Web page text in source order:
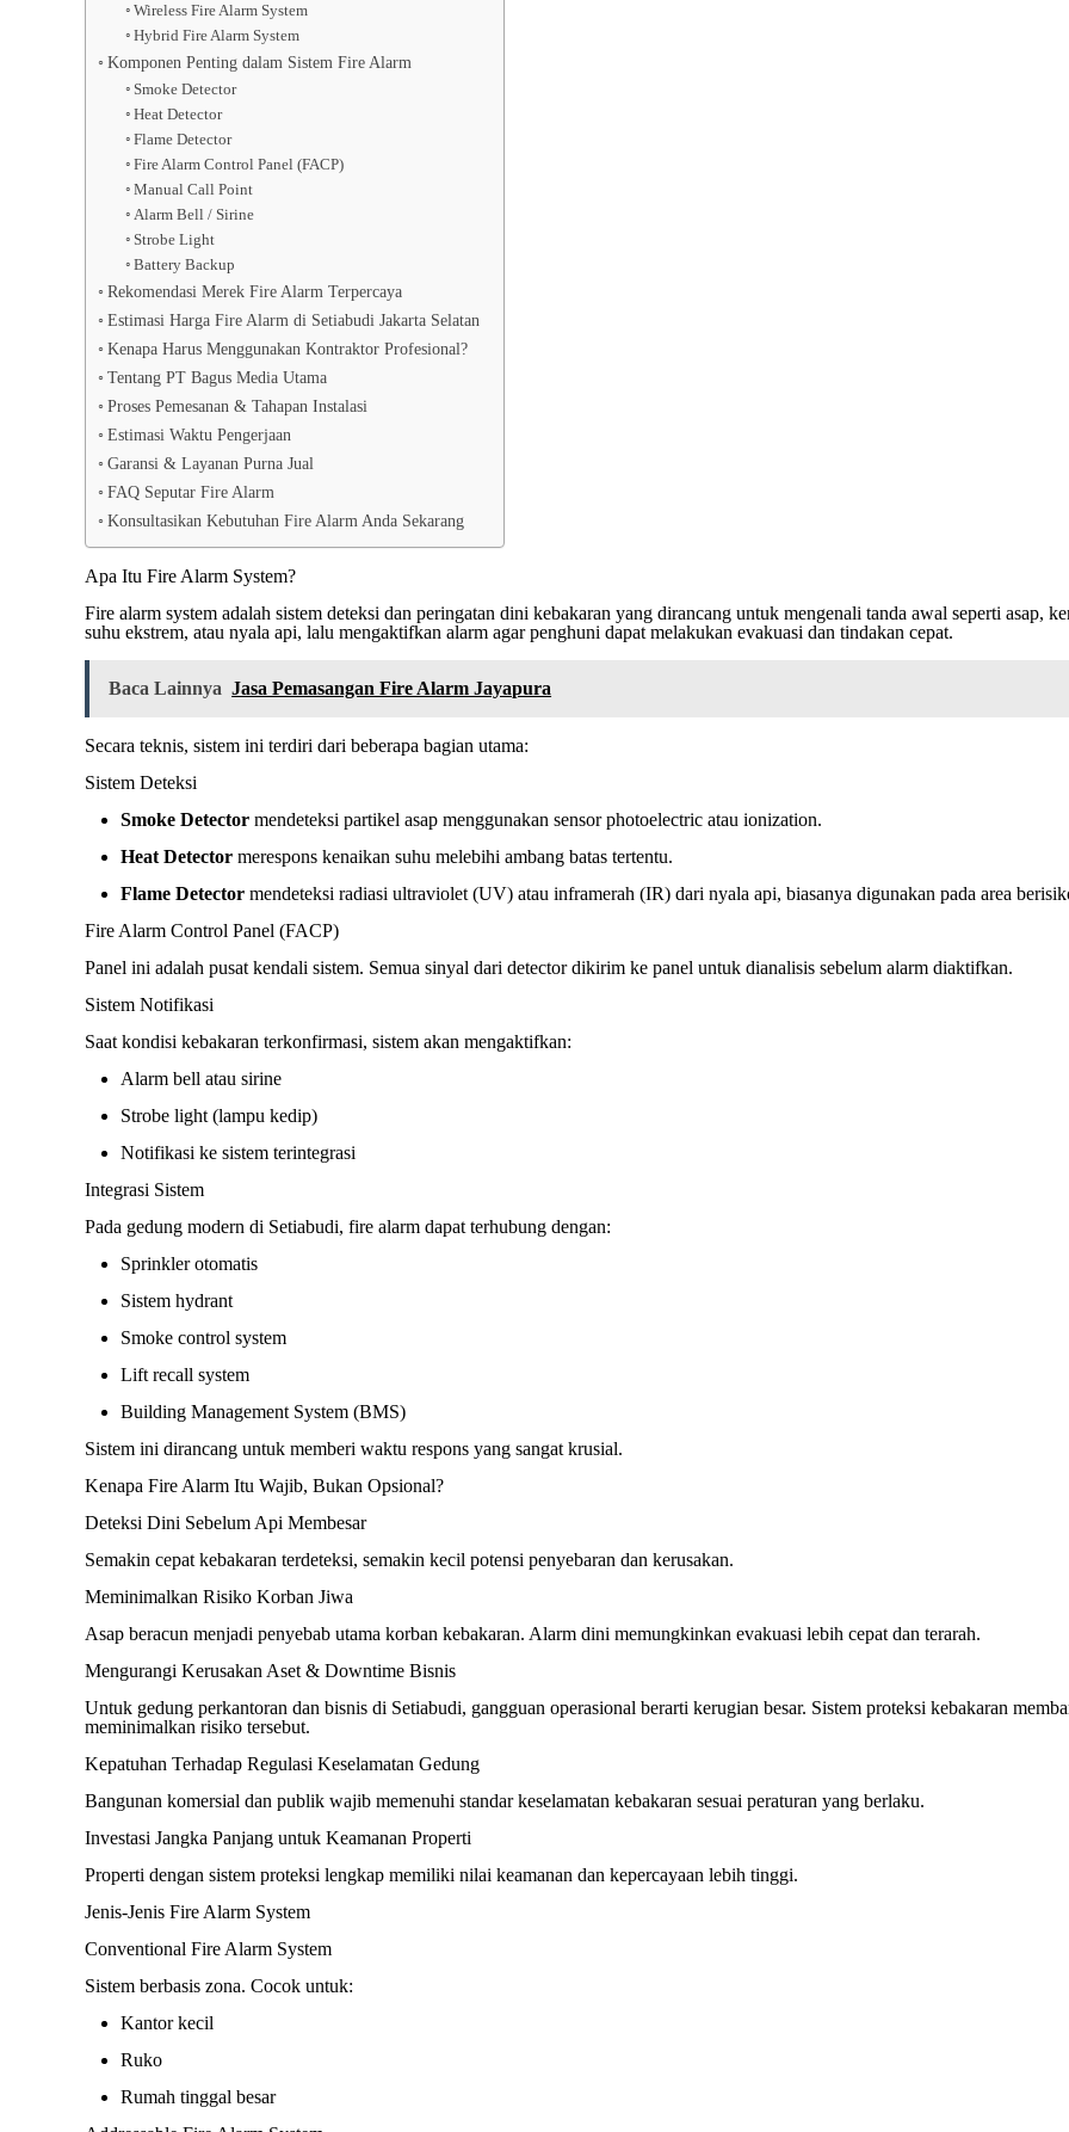
Wireless Fire Alarm System
Hybrid Fire Alarm System
Komponen Penting dalam Sistem Fire Alarm
Smoke Detector
Heat Detector
Flame Detector
Fire Alarm Control Panel (FACP)
Manual Call Point
Alarm Bell / Sirine
Strobe Light
Battery Backup
Rekomendasi Merek Fire Alarm Terpercaya
Estimasi Harga Fire Alarm di Setiabudi Jakarta Selatan
Kenapa Harus Menggunakan Kontraktor Profesional?
Tentang PT Bagus Media Utama
Proses Pemesanan & Tahapan Instalasi
Estimasi Waktu Pengerjaan
Garansi & Layanan Purna Jual
FAQ Seputar Fire Alarm
Konsultasikan Kebutuhan Fire Alarm Anda Sekarang
Apa Itu Fire Alarm System?
Fire alarm system adalah sistem deteksi dan peringatan dini kebakaran yang dirancang untuk mengenali tanda awal seperti asap,
suhu ekstrem, atau nyala api, lalu mengaktifkan alarm agar penghuni dapat melakukan evakuasi dan tindakan cepat.
Baca Lainnya Jasa Pemasangan Fire Alarm Jayapura
Secara teknis, sistem ini terdiri dari beberapa bagian utama:
Sistem Deteksi
Smoke Detector mendeteksi partikel asap menggunakan sensor photoelectric atau ionization.
Heat Detector merespons kenaikan suhu melebihi ambang batas tertentu.
Flame Detector mendeteksi radiasi ultraviolet (UV) atau inframerah (IR) dari nyala api, biasanya digunakan pada area
Fire Alarm Control Panel (FACP)
Panel ini adalah pusat kendali sistem. Semua sinyal dari detector dikirim ke panel untuk dianalisis sebelum alarm diaktifkan.
Sistem Notifikasi
Saat kondisi kebakaran terkonfirmasi, sistem akan mengaktifkan:
Alarm bell atau sirine
Strobe light (lampu kedip)
Notifikasi ke sistem terintegrasi
Integrasi Sistem
Pada gedung modern di Setiabudi, fire alarm dapat terhubung dengan:
Sprinkler otomatis
Sistem hydrant
Smoke control system
Lift recall system
Building Management System (BMS)
Sistem ini dirancang untuk memberi waktu respons yang sangat krusial.
Kenapa Fire Alarm Itu Wajib, Bukan Opsional?
Deteksi Dini Sebelum Api Membesar
Semakin cepat kebakaran terdeteksi, semakin kecil potensi penyebaran dan kerusakan.
Meminimalkan Risiko Korban Jiwa
Asap beracun menjadi penyebab utama korban kebakaran. Alarm dini memungkinkan evakuasi lebih cepat dan terarah.
Mengurangi Kerusakan Aset & Downtime Bisnis
Untuk gedung perkantoran dan bisnis di Setiabudi, gangguan operasional berarti kerugian besar. Sistem proteksi kebakaran
meminimalkan risiko tersebut.
Kepatuhan Terhadap Regulasi Keselamatan Gedung
Bangunan komersial dan publik wajib memenuhi standar keselamatan kebakaran sesuai peraturan yang berlaku.
Investasi Jangka Panjang untuk Keamanan Properti
Properti dengan sistem proteksi lengkap memiliki nilai keamanan dan kepercayaan lebih tinggi.
Jenis-Jenis Fire Alarm System
Conventional Fire Alarm System
Sistem berbasis zona. Cocok untuk:
Kantor kecil
Ruko
Rumah tinggal besar